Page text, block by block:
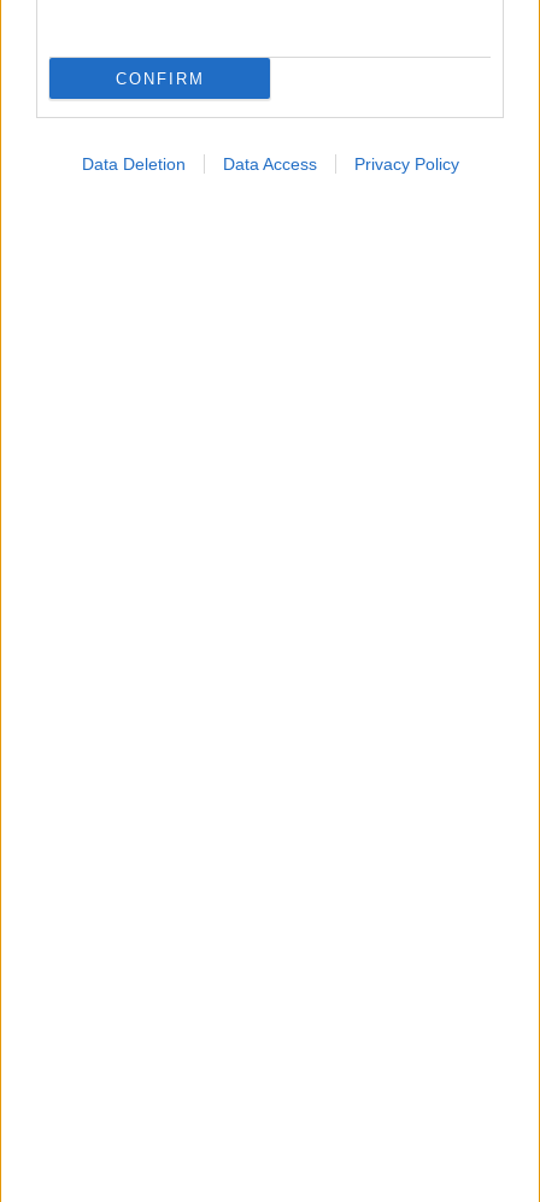
CONFIRM
Data Deletion Data Access Privacy Policy